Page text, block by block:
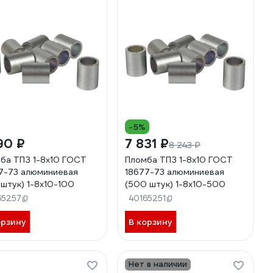
₽
ТПЗ 1-8x10 ГОСТ
73 алюминиевая
1-8х10-100
-5%
7 831 ₽8 243 ₽
Пломба ТПЗ 1-8x10 ГОСТ
18677-73 алюминиевая
(500 штук) 1-8х10-500
40165251
В корзину
Нет в наличии